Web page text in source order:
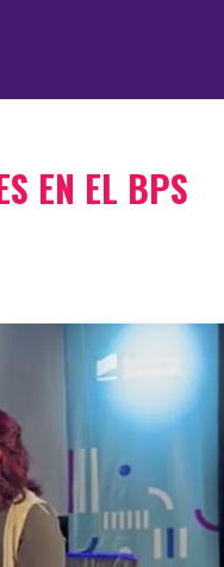
EN EL BPS